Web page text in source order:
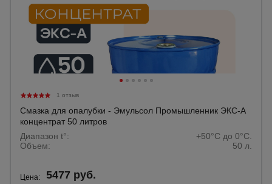
1 отзыв
Смазка для опалубки - Эмульсол Промышленник ЭКС-А
концентрат 50 литров
Диапазон t°:
+50°C до 0°C.
Объем:
50 л.
Цена: 5477 руб.